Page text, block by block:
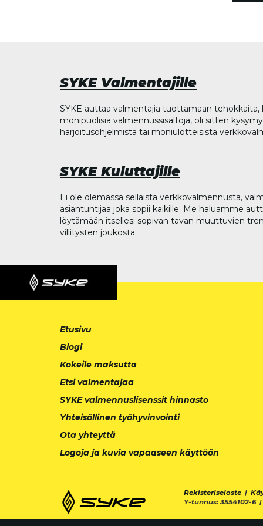
SYKE Valmentajille
SYKE auttaa valmentajia tuottamaan tehokkaita,
monipuolisia valmennussisältöjä, oli sitten
harjoitusohjelmista tai moniulotteisista
SYKE Kuluttajille
Ei ole olemassa sellaista verkkovalmennusta,
asiantuntijaa joka sopii kaikille. Me haluamme
löytämään itsellesi sopivan tavan muuttuvien
villitysten joukosta.
Etusivu
Blogi
Kokeile maksutta
Etsi valmentajaa
SYKE valmennuslisenssit hinnasto
Yhteisöllinen työhyvinvointi
Ota yhteyttä
Logoja ja kuvia vapaaseen käyttöön
Rekisteriseloste |
Y-tunnus: 3554102-6